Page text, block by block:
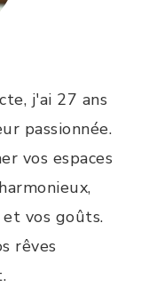
j'ai 27 ans
passionnée.
vos espaces
vos goûts.
rêves